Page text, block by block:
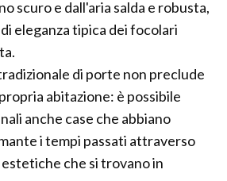
scuro e dall'aria salda e robusta,
eleganza tipica dei focolari
di porte non preclude
abitazione: è possibile
anche case che abbiano
i tempi passati attraverso
che si trovano in